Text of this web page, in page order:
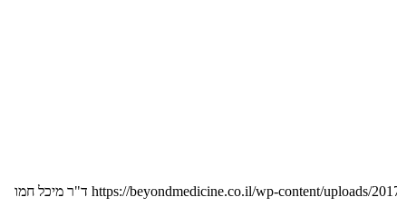
https://beyondmedicine.co.il/wp-content/uploads/ ד"ר מיכל חמו